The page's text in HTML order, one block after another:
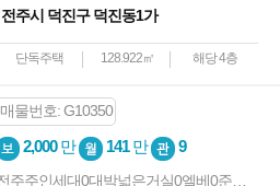
전주시 덕진구 덕진동1가
단독주택 128.922㎡ 해당 4층
매물번호: G10350
2,000만 141만 9